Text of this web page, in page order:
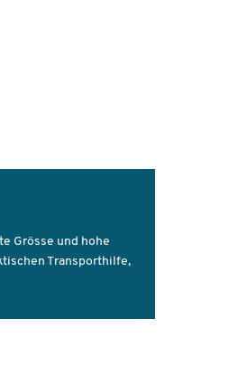
Grösse und hohe
Transporthilfe,